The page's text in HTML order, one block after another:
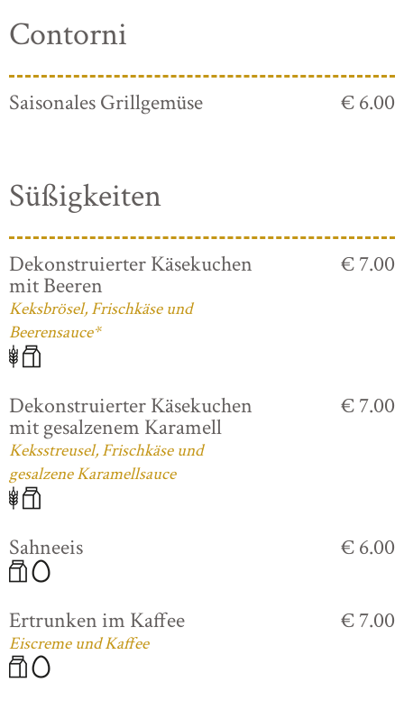
Contorni
Saisonales Grillgemüse € 6.00
Süßigkeiten
Dekonstruierter Käsekuchen
mit Beeren
Keksbrösel, Frischkäse und
Beerensauce*
€ 7.00
Dekonstruierter Käsekuchen
mit gesalzenem Karamell
Keksstreusel, Frischkäse und
gesalzene Karamellsauce
€ 7.00
Sahneeis € 6.00
Ertrunken im Kaffee
Eiscreme und Kaffee
€ 7.00